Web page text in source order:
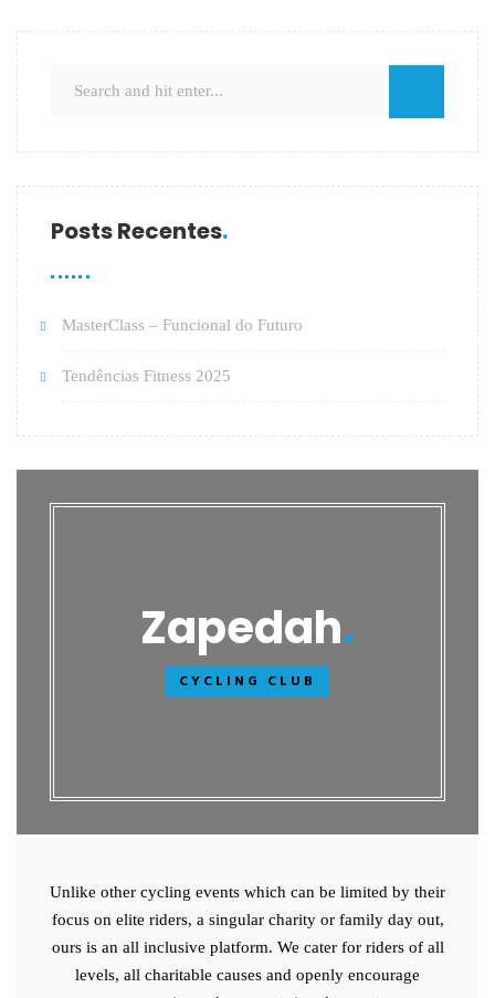
Posts Recentes
MasterClass – Funcional do Futuro
Tendências Fitness 2025
Zapedah
CYCLING CLUB
Unlike other cycling events which can be limited by their
focus on elite riders, a singular charity or family day out,
ours is an all inclusive platform. We cater for riders of all
levels, all charitable causes and openly encourage